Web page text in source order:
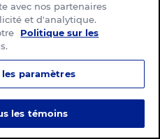
avec nos partenaires
et d'analytique.
Politique sur les
paramètres
les témoins